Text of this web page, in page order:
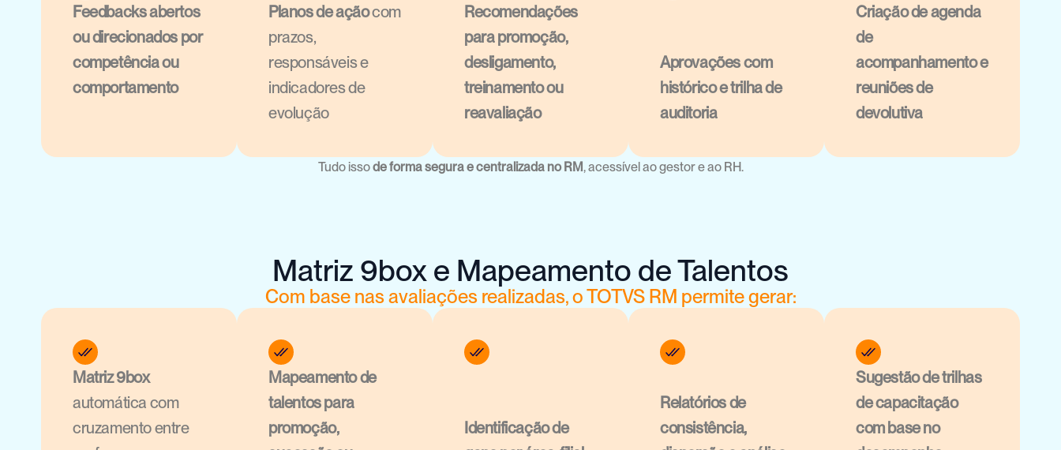
Feedbacks abertos
ou direcionados por
competência ou
comportamento
Planos de ação com
prazos,
responsáveis e
indicadores de
evolução
Recomendações
para promoção,
desligamento,
treinamento ou
reavaliação
Aprovações com
histórico e trilha de
auditoria
Criação de agenda
de
acompanhamento e
reuniões de
devolutiva
Tudo isso de forma segura e centralizada no RM, acessível ao gestor e ao RH.
Matriz 9box e Mapeamento de Talentos
Com base nas avaliações realizadas, o TOTVS RM permite gerar:
Matriz 9box
automática com
cruzamento entre
Mapeamento de
talentos para
promoção,
Identificação de
Relatórios de
consistência,
Sugestão de trilhas
de capacitação
com base no